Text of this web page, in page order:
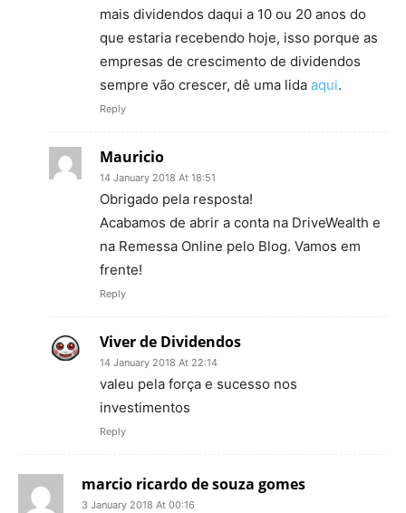
mais dividendos daqui a 10 ou 20 anos do
que estaria recebendo hoje, isso porque as
empresas de crescimento de dividendos
sempre vão crescer, dê uma lida aqui.
Reply
Mauricio
14 January 2018 At 18:51
Obrigado pela resposta!
Acabamos de abrir a conta na DriveWealth e
na Remessa Online pelo Blog. Vamos em
frente!
Reply
Viver de Dividendos
14 January 2018 At 22:14
valeu pela força e sucesso nos
investimentos
Reply
marcio ricardo de souza gomes
3 January 2018 At 00:16